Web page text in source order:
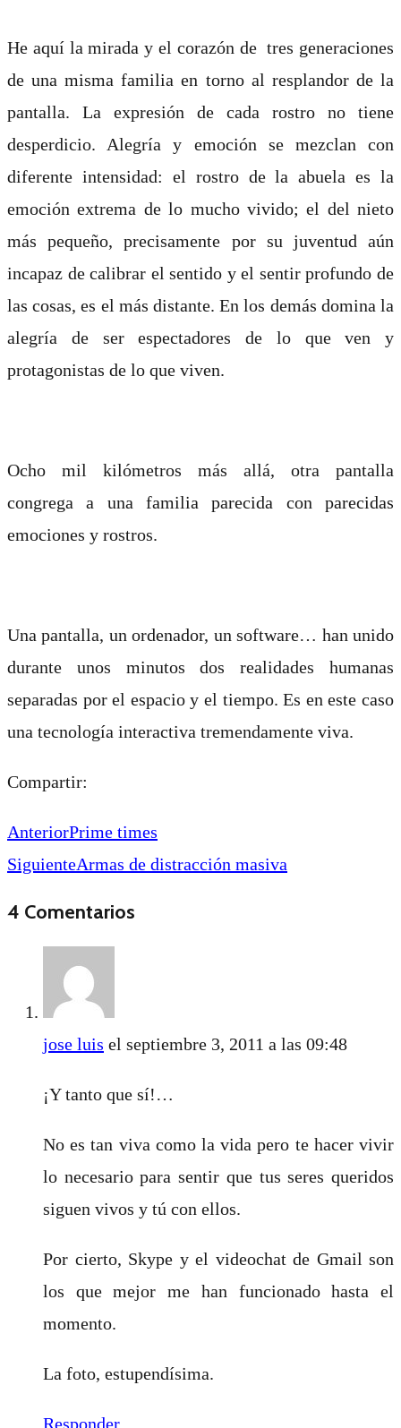
He aquí la mirada y el corazón de tres generaciones
de una misma familia en torno al resplandor de la
pantalla. La expresión de cada rostro no tiene
desperdicio. Alegría y emoción se mezclan con
diferente intensidad: el rostro de la abuela es la
emoción extrema de lo mucho vivido; el del nieto
más pequeño, precisamente por su juventud aún
incapaz de calibrar el sentido y el sentir profundo de
las cosas, es el más distante. En los demás domina la
alegría de ser espectadores de lo que ven y
protagonistas de lo que viven.
Ocho mil kilómetros más allá, otra pantalla
congrega a una familia parecida con parecidas
emociones y rostros.
Una pantalla, un ordenador, un software… han unido
durante unos minutos dos realidades humanas
separadas por el espacio y el tiempo. Es en este caso
una tecnología interactiva tremendamente viva.
Compartir:
AnteriorPrime times
SiguienteArmas de distracción masiva
4 Comentarios
jose luis el septiembre 3, 2011 a las 09:48
¡Y tanto que sí!…
No es tan viva como la vida pero te hacer vivir
lo necesario para sentir que tus seres queridos
siguen vivos y tú con ellos.
Por cierto, Skype y el videochat de Gmail son
los que mejor me han funcionado hasta el
momento.
La foto, estupendísima.
Responder